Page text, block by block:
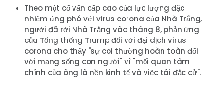
Theo một cố vấn cấp cao của lực lượng đặc
nhiệm ứng phó với virus corona của Nhà Trắng,
người đã rời Nhà Trắng vào tháng 8, phản ứng
của Tổng thống Trump đối với đại dịch virus
corona cho thấy "sự coi thường hoàn toàn đối
với mạng sống con người" vì "mối quan tâm
chính của ông là nền kinh tế và việc tái đắc cử".